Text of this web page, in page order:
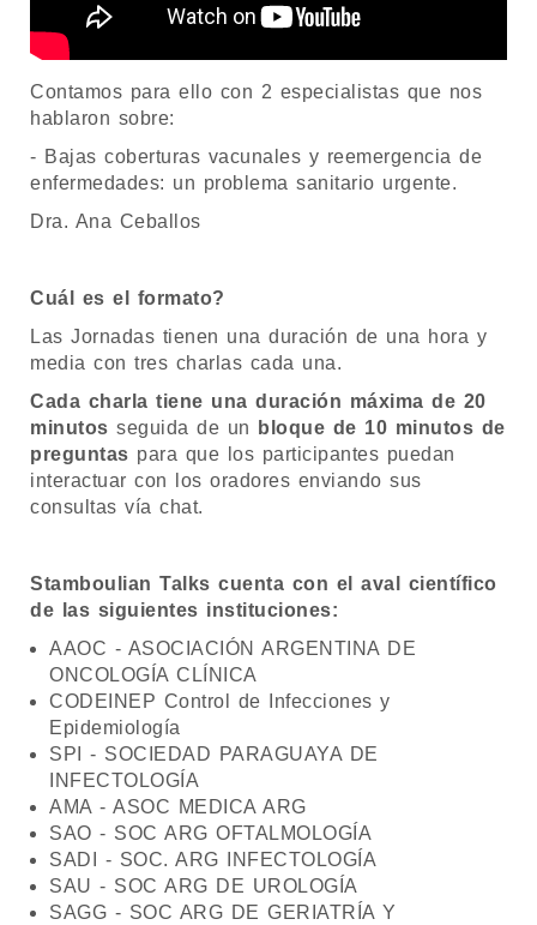
Contamos para ello con 2 especialistas que nos
hablaron sobre:
- Bajas coberturas vacunales y reemergencia de
enfermedades: un problema sanitario urgente.
Dra. Ana Ceballos
Cuál es el formato?
Las Jornadas tienen una duración de una hora y
media con tres charlas cada una.
Cada charla tiene una duración máxima de 20
minutos seguida de un
bloque de 10 minutos de
preguntas para que los participantes puedan
interactuar con los oradores enviando sus
consultas vía chat.
Stamboulian Talks cuenta con el aval científico
de las siguientes instituciones:
AAOC - ASOCIACIÓN ARGENTINA DE
ONCOLOGÍA CLÍNICA
CODEINEP Control de Infecciones y
Epidemiología
SPI - SOCIEDAD PARAGUAYA DE
INFECTOLOGÍA
AMA - ASOC MEDICA ARG
SAO - SOC ARG OFTALMOLOGÍA
SADI - SOC. ARG INFECTOLOGÍA
SAU - SOC ARG DE UROLOGÍA
SAGG - SOC ARG DE GERIATRÍA Y